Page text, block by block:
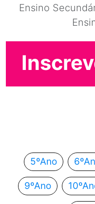
Ensino
5ºAno
9ºAno